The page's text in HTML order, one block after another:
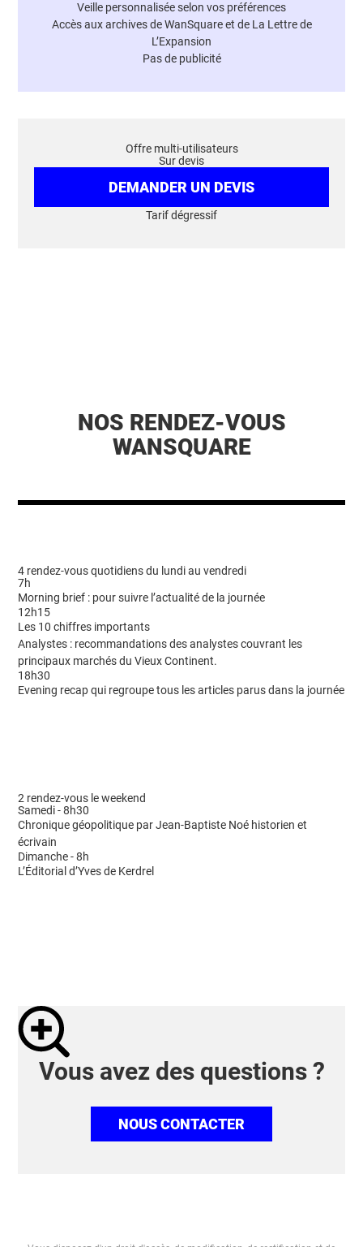
Veille personnalisée selon vos préférences
Accès aux archives de WanSquare et de La Lettre de
L’Expansion
Pas de publicité
Offre multi-utilisateurs
Sur devis
DEMANDER UN DEVIS
Tarif dégressif
NOS RENDEZ-VOUS
WANSQUARE
4 rendez-vous quotidiens du lundi au vendredi
7h
Morning brief : pour suivre l’actualité de la journée
12h15
Les 10 chiffres importants
Analystes : recommandations des analystes couvrant les
principaux marchés du Vieux Continent.
18h30
Evening recap qui regroupe tous les articles parus dans la journée
2 rendez-vous le weekend
Samedi - 8h30
Chronique géopolitique par Jean-Baptiste Noé historien et
écrivain
Dimanche - 8h
L’Éditorial d’Yves de Kerdrel
Vous avez des questions ?
NOUS CONTACTER